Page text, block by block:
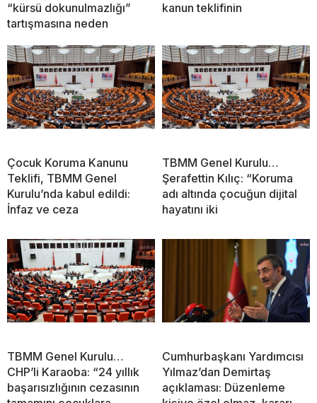
“kürsü dokunulmazlığı”
tartışmasına neden
kanun teklifinin
Çocuk Koruma Kanunu
Teklifi, TBMM Genel
Kurulu’nda kabul edildi:
İnfaz ve ceza
TBMM Genel Kurulu…
Şerafettin Kılıç: “Koruma
adı altında çocuğun dijital
hayatını iki
TBMM Genel Kurulu…
CHP’li Karaoba: “24 yıllık
başarısızlığının cezasının
Cumhurbaşkanı Yardımcısı
Yılmaz’dan Demirtaş
açıklaması: Düzenleme